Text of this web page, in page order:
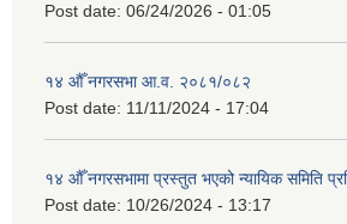
Post date: 06/24/2026 - 01:05
१४ औँ नगरसभा आ.व. २०८१/०८२
Post date: 11/11/2024 - 17:04
१४ औँ नगरसभामा प्रस्तुत भएको न्यायिक समिति
Post date: 10/26/2024 - 13:17